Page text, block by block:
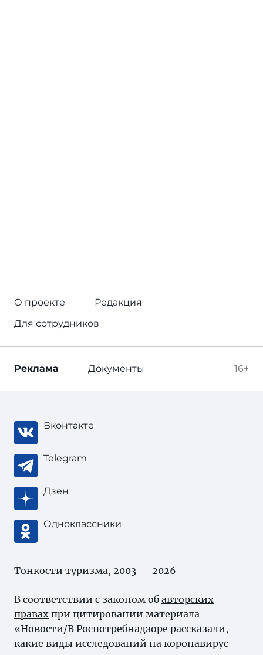
О проекте
Редакция
Для сотрудников
16+
Реклама Документы
Вконтакте
Telegram
Дзен
Одноклассники
Тонкости туризма, 2003 — 2026
В соответствии с законом об авторских
правах при цитировании материала
«Новости/В Роспотребнадзоре рассказали,
какие виды исследований на коронавирус